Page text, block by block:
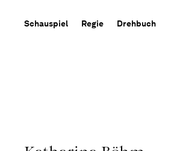
Schauspiel Regie Drehbuch